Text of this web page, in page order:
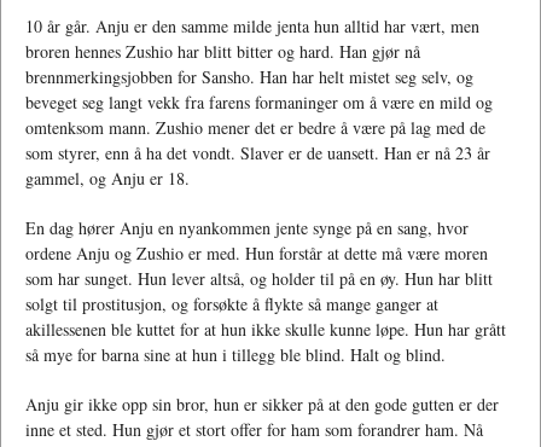
10 år går. Anju er den samme milde jenta hun alltid har vært, men
broren hennes Zushio har blitt bitter og hard. Han gjør nå
brennmerkingsjobben for Sansho. Han har helt mistet seg selv, og
beveget seg langt vekk fra farens formaninger om å være en mild og
omtenksom mann. Zushio mener det er bedre å være på lag med de
som styrer, enn å ha det vondt. Slaver er de uansett. Han er nå 23 år
gammel, og Anju er 18.
En dag hører Anju en nyankommen jente synge på en sang, hvor
ordene Anju og Zushio er med. Hun forstår at dette må være moren
som har sunget. Hun lever altså, og holder til på en øy. Hun har blitt
solgt til prostitusjon, og forsøkte å flykte så mange ganger at
akillessenen ble kuttet for at hun ikke skulle kunne løpe. Hun har grått
så mye for barna sine at hun i tillegg ble blind. Halt og blind.
Anju gir ikke opp sin bror, hun er sikker på at den gode gutten er der
inne et sted. Hun gjør et stort offer for ham som forandrer ham. Nå